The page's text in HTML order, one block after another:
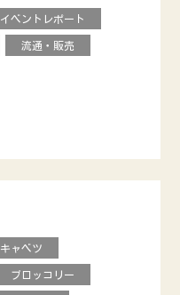
イベントレポート
流通・販売
キャベツ
ブロッコリー